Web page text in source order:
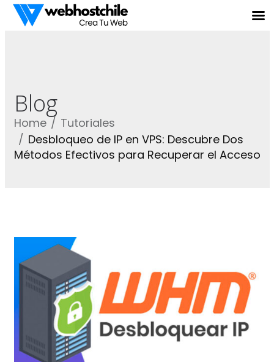
Blog
Home
Tutoriales
Desbloqueo de IP en VPS: Descubre Dos
Métodos Efectivos para Recuperar el Acceso